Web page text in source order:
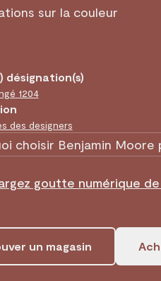
sur la couleur
désignation(s)
1204
des designers
choisir Benjamin Moore
goutte numérique de
un magasin